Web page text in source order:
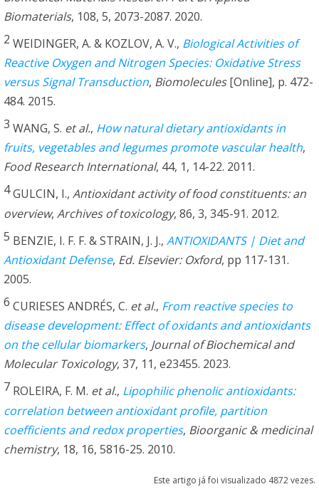
Biomaterials, 108, 5, 2073-2087. 2020.
2 WEIDINGER, A. & KOZLOV, A. V., Biological Activities of
Reactive Oxygen and Nitrogen Species: Oxidative Stress
versus Signal Transduction, Biomolecules[Online], p. 472-
484. 2015.
3 WANG, S. et al., How natural dietary antioxidants in
fruits, vegetables and legumes promote vascular health,
Food Research International, 44, 1, 14-22. 2011.
4GULCIN, I., Antioxidant activity of food constituents: an
overview, Archives of toxicology, 86, 3, 345-91. 2012.
5 BENZIE, I. F. F. & STRAIN, J. J., ANTIOXIDANTS | Diet and
Antioxidant Defense, Ed. Elsevier: Oxford, pp 117-131.
2005.
6 CURIESES ANDRÉS, C. et al., From reactive species to
disease development: Effect of oxidants and antioxidants
on the cellular biomarkers, Journal of Biochemical and
Molecular Toxicology, 37, 11, e23455. 2023.
7 ROLEIRA, F. M. et al., Lipophilic phenolic antioxidants:
correlation between antioxidant profile, partition
coefficients and redox properties, Bioorganic & medicinal
chemistry, 18, 16, 5816-25. 2010.
Este artigo já foi visualizado 4872 vezes.